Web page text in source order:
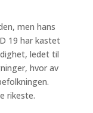
men hans
19 har kastet
ledet til
hvor av
rikeste.